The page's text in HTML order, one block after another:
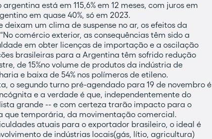
está em 115,6% em 12 meses, com juros em
em quase 40%, só em 2023.
um clima de suspense no ar, os efeitos da
comércio exterior, as consequências têm sido a
em obter licenças de importação e a oscilação
brasileiras para a Argentina têm sofrido redução
de 15%no volume de produtos da indústria de
e baixa de 54% nos polímeros de etileno.
o segundo turno pré-agendado para 19 de novembro é
e a verdade é que, independentemente do
grande -- e com certeza trarão impacto para o
que temporária, da movimentação comercial.
atuais para o exportador brasileiro, o ideal é
de indústrias locais(gás, lítio, agricultura)